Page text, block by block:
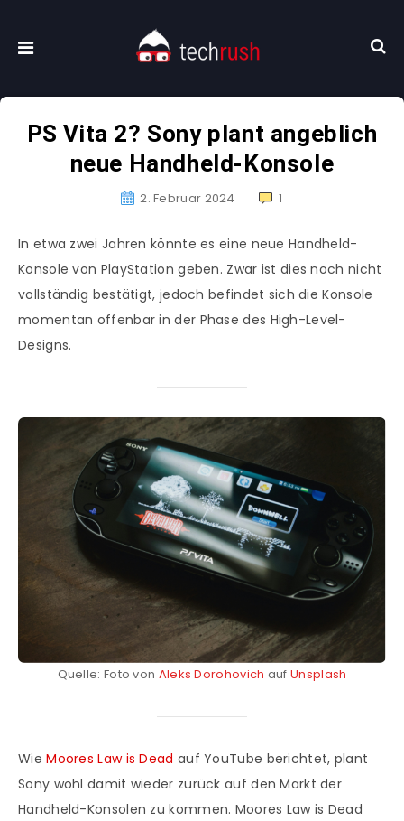
PS Vita 2? Sony plant angeblich
neue Handheld-Konsole
2. Februar 2024 1
In etwa zwei Jahren könnte es eine neue Handheld-
Konsole von PlayStation geben. Zwar ist dies noch nicht
vollständig bestätigt, jedoch befindet sich die Konsole
momentan offenbar in der Phase des High-Level-
Designs.
Quelle: Foto von Aleks Dorohovich auf Unsplash
WieMoores Law is Dead auf YouTube berichtet, plant
Sony wohl damit wieder zurück auf den Markt der
Handheld-Konsolen zu kommen. Moores Law is Dead